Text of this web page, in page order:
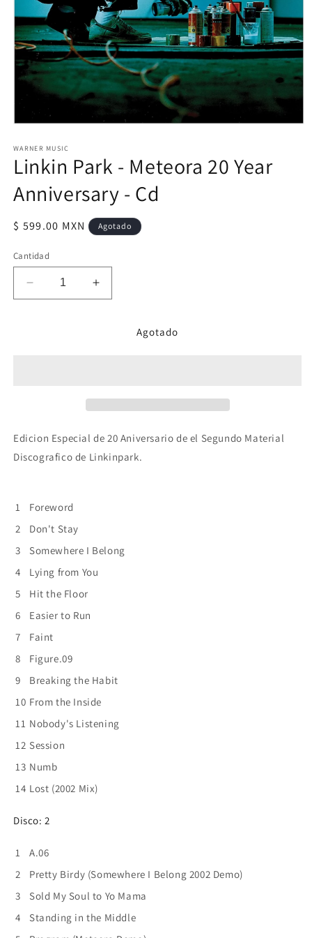
multimedia
1
ventana
modal
WARNER MUSIC
Linkin Park - Meteora 20 Year
Anniversary - Cd
Precio
$ 599.00 MXN Agotado
Cantidad
Reducir
cantidad
-
Aumentar
cantidad
-
Cd
Agotado
Edicion Especial de 20 Aniversario de el Segundo Material
Discografico de Linkinpark.
1
Foreword
2
Don't Stay
3
Somewhere I Belong
4
Lying from You
5
Hit the Floor
6
Easier to Run
7
Faint
8
Figure.09
9
Breaking the Habit
10 From the Inside
11 Nobody's Listening
12 Session
13 Numb
14 Lost (2002 Mix)
Disco: 2
1
A.06
2
Pretty Birdy (Somewhere I Belong 2002 Demo)
3
Sold My Soul to Yo Mama
4
Standing in the Middle